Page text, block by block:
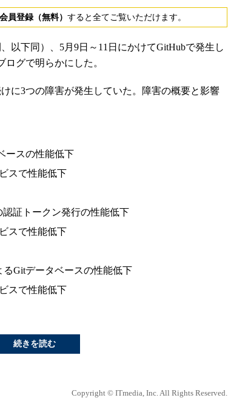
会員登録（無料） すると全てご覧いただけます。
以下同）、5月9日～11日にかけてGitHubで発生し
グで明らかにした。
に3つの障害が発生していた。障害の概要と影響
ースの性能低下
スで性能低下
証トークン発行の性能低下
スで性能低下
るGitデータベースの性能低下
スで性能低下
続きを読む
Copyright © ITmedia, Inc. All Rights Reserved.